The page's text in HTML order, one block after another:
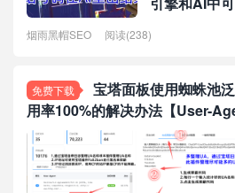
烟雨黑帽SEO 阅读(238)
免费下载
宝塔面板使用蜘蛛池
用率100%的解决办法【User-